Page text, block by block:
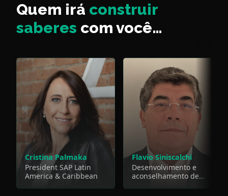
Quem irá construir
saberes com você…
Cristina Palmaka
President SAP Latin
America & Caribbean
Flavio Siniscalchi
Desenvolvimento e
aconselhamento de